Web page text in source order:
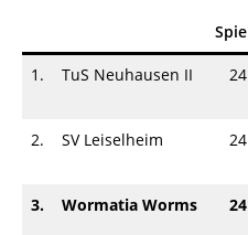
1. TuS Neuhausen II 24
2. SV Leiselheim 24
3. Wormatia Worms 24